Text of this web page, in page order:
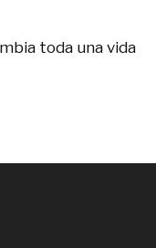
toda una vida